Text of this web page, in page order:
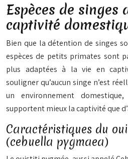
Espèces de singes
captivité
Bien que la détention de singes
espèces de petits primates sont
plus adaptées à la vie en
souligner qu’aucun singe n’est
un environnement
supportent mieux la captivité que
Caractéristiques du
(cebuella pygmaea)